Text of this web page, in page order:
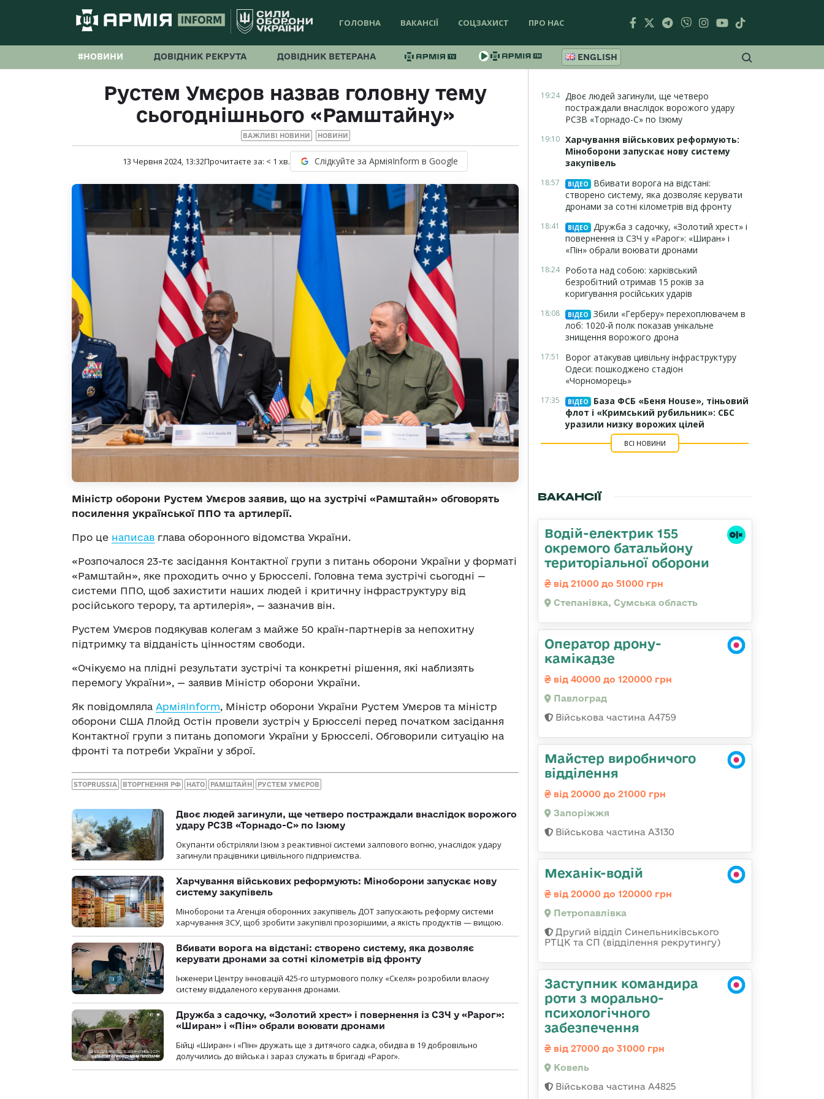
ГОЛОВНА ВАКАНСІЇ СОЦЗАХИСТ ПРО НАС
#НОВИНИ ДОВІДНИК РЕКРУТА ДОВІДНИК ВЕТЕРАНА ENGLISH
Рустем Умєров назвав головну тему
сьогоднішнього «Рамштайну»
ВАЖЛИВІ НОВИНИ НОВИНИ
13 Червня 2024, 13:32Прочитаєте за: < 1 хв. Слідкуйте за АрміяInform в Google
Міністр оборони Рустем Умєров заявив, що на зустрічі «Рамштайн» обговорять
посилення української ППО та артилерії.
Про це написав глава оборонного відомства України.
«Розпочалося 23-тє засідання Контактної групи з питань оборони України у форматі
«Рамштайн», яке проходить очно у Брюсселі. Головна тема зустрічі сьогодні —
системи ППО, щоб захистити наших людей і критичну інфраструктуру від
російського терору, та артилерія», — зазначив він.
Рустем Умєров подякував колегам з майже 50 країн-партнерів за непохитну
підтримку та відданість цінностям свободи.
«Очікуємо на плідні результати зустрічі та конкретні рішення, які наблизять
перемогу України», — заявив Міністр оборони України.
Як повідомляла АрміяInform, Міністр оборони України Рустем Умєров та міністр
оборони США Ллойд Остін провели зустріч у Брюсселі перед початком засідання
Контактної групи з питань допомоги України у Брюсселі. Обговорили ситуацію на
фронті та потреби України у зброї.
STOPRUSSIA ВТОРГНЕННЯ РФ НАТО РАМШТАЙН РУСТЕМ УМЄРОВ
Двоє людей загинули, ще четверо постраждали внаслідок ворожого
удару РСЗВ «Торнадо-С» по Ізюму
Окупанти обстріляли Ізюм з реактивної системи залпового вогню, унаслідок удару
загинули працівники цивільного підприємства.
Харчування військових реформують: Міноборони запускає нову
систему закупівель
Міноборони та Агенція оборонних закупівель ДОТ запускають реформу системи
харчування ЗСУ, щоб зробити закупівлі прозорішими, а якість продуктів — вищою.
Вбивати ворога на відстані: створено систему, яка дозволяє
керувати дронами за сотні кілометрів від фронту
Інженери Центру інновацій 425-го штурмового полку «Скеля» розробили власну
систему віддаленого керування дронами.
Дружба з садочку, «Золотий хрест» і повернення із СЗЧ у «Рарог»:
«Ширан» і «Пін» обрали воювати дронами
Бійці «Ширан» і «Пін» дружать ще з дитячого садка, обидва в 19 добровільно
долучились до війська і зараз служать в бригаді «Рарог».
19:24 Двоє людей загинули, ще четверо
постраждали внаслідок ворожого удару
РСЗВ «Торнадо-С» по Ізюму
19:10 Харчування військових реформують:
Міноборони запускає нову систему
закупівель
18:57 ВІДЕО
Вбивати ворога на відстані:
створено систему, яка дозволяє керувати
дронами за сотні кілометрів від фронту
18:41 ВІДЕО
Дружба з садочку, «Золотий хрест» і
повернення із СЗЧ у «Рарог»: «Ширан» і
«Пін» обрали воювати дронами
18:24 Робота над собою: харківський
безробітний отримав 15 років за
коригування російських ударів
18:08 ВІДЕО
Збили «Герберу» перехоплювачем в
лоб: 1020-й полк показав унікальне
знищення ворожого дрона
17:51
Ворог атакував цивільну інфраструктуру
Одеси: пошкоджено стадіон
«Чорноморець»
17:35 ВІДЕО
База ФСБ «Беня House», тіньовий
флот і «Кримський рубильник»: СБС
уразили низку ворожих цілей
ВСІ НОВИНИ
ВАКАНСІЇ
Водій-електрик 155
окремого батальйону
територіальної оборони
від 21000 до 51000 грн
Степанівка, Сумська область
Оператор дрону-
камікадзе
від 40000 до 120000 грн
Павлоград
Військова частина А4759
Майстер виробничого
відділення
від 20000 до 21000 грн
Запоріжжя
Військова частина А3130
Механік-водій
від 20000 до 120000 грн
Петропавлівка
Другий відділ Синельниківського
РТЦК та СП (відділення рекрутингу)
Заступник командира
роти з морально-
психологічного
забезпечення
від 27000 до 31000 грн
Ковель
Військова частина А4825